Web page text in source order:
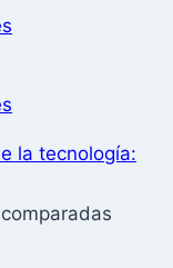
la tecnología: